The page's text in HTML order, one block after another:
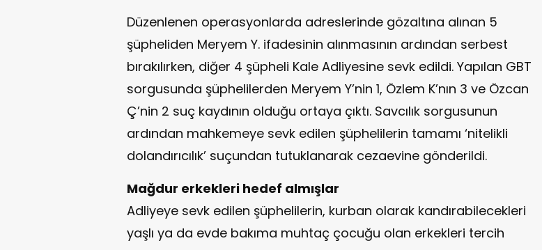
Düzenlenen operasyonlarda adreslerinde gözaltına alınan 5
şüpheliden Meryem Y. ifadesinin alınmasının ardından serbest
bırakılırken, diğer 4 şüpheli Kale Adliyesine sevk edildi. Yapılan GBT
sorgusunda şüphelilerden Meryem Y’nin 1, Özlem K’nın 3 ve Özcan
Ç’nin 2 suç kaydının olduğu ortaya çıktı. Savcılık sorgusunun
ardından mahkemeye sevk edilen şüphelilerin tamamı ‘nitelikli
dolandırıcılık’ suçundan tutuklanarak cezaevine gönderildi.
Mağdur erkekleri hedef almışlar
Adliyeye sevk edilen şüphelilerin, kurban olarak kandırabilecekleri
yaşlı ya da evde bakıma muhtaç çocuğu olan erkekleri tercih